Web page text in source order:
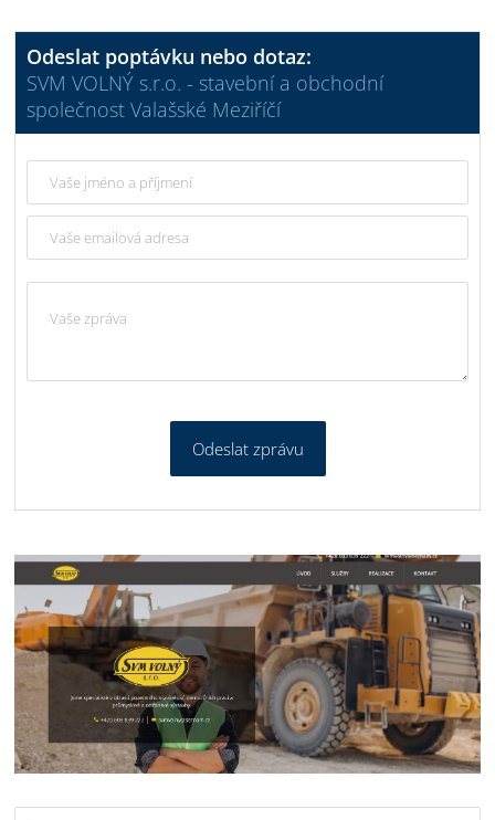
Odeslat poptávku nebo dotaz:
SVM VOLNÝ s.r.o. - stavební a obchodní
společnost Valašské Meziříčí
Odeslat zprávu